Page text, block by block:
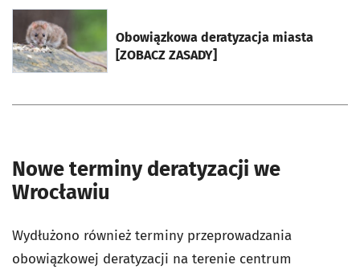
Obowiązkowa deratyzacja miasta
[ZOBACZ ZASADY]
otworzy się w nowej karcie
Nowe terminy deratyzacji we
Wrocławiu
Wydłużono również terminy przeprowadzania
obowiązkowej deratyzacji na terenie centrum